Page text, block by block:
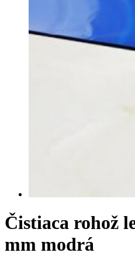
Čistiaca rohož
mm modrá